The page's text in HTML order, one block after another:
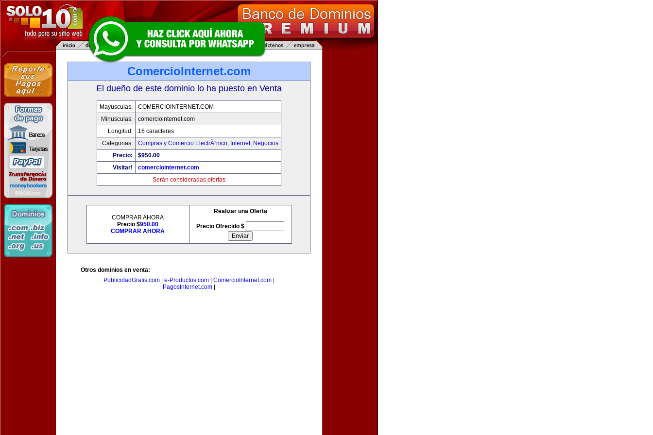
ComercioInternet.com
El dueño de este dominio lo ha puesto en Venta
Mayusculas:
COMERCIOINTERNET.COM
Minusculas:
comerciointernet.com
Longitud:
16 caracteres
Categorias:
Compras y Comercio ElectrÃ³nico, Internet, Negocios
Precio:
$950.00
Visitar!
comerciointernet.com
Serán consideradas ofertas
COMPRAR AHORA
Precio $950.00
COMPRAR AHORA
Realizar una Oferta
Precio Ofrecido $
Otros dominios en venta:
PublicidadGratis.com
e-Productos.com ComercioInternet.com
PagosInternet.com